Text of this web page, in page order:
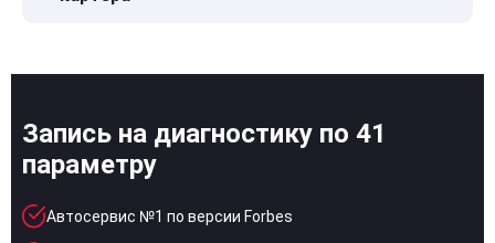
Запись на диагностику по 41
параметру
Автосервис №1 по версии Forbes